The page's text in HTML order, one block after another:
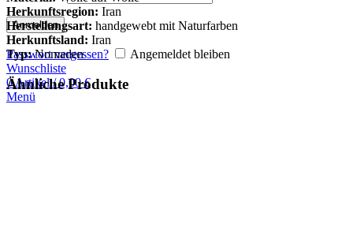
Anmelden
Passwort vergessen?
Angemeldet bleiben
Wunschliste
0Artikel / 0,00€
Menü
Herkunftsregion: Iran
Herstellungsart: handgewebt mit Naturfarben
Herkunftsland: Iran
Typ:Nomaden
Ähnliche Produkte